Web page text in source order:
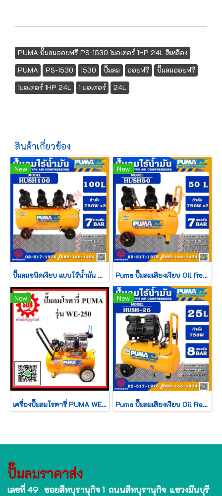
PUMA ปั๊มลมออยฟรี PS-1530 1มอเตอร์ 1HP 24L สีเหลือง
PUMA
PS-1530 1530 ปั๊มลม ออยฟรี
ปั๊มลมออยฟรี
1มอเตอร์ 1HP 24L
1 มอเตอร์ 24L
สินค้าเกี่ยวข้อง
New
ปั๊มลมชนิดเงียบ แบบไร้น้ำมัน PUMA HUSH 100 ขนาด 100 ลิตร 3HP 750W.x3 3มอเตอร์
New
Puma ปั๊มลมเสียงเงียบ Oil Free รุ่น HUSH-50 50ลิตร 750W x2 2มอเตอร์
New
เครื่องปั๊มลมโรตารี่ PUMA WE-250
New
Puma ปั๊มลมเสียงเงียบ Oil Free รุ่น HUSH-25 25ลิตร 750W 1มอเตอร์
ปั๊มลมราคาส่ง
เลขที่ 49 ซอยสีหบุรานุกิจ 1 ถนนสีหบุรานุกิจ แขวงมีนบุรี